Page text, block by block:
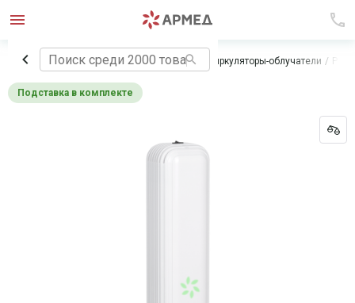
Главная Медицинское оборудование Рециркуляторы-облучатели
Подставка в комплекте